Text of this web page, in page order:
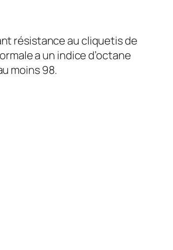
résistance au cliquetis de
a un indice d’octane
moins 98.